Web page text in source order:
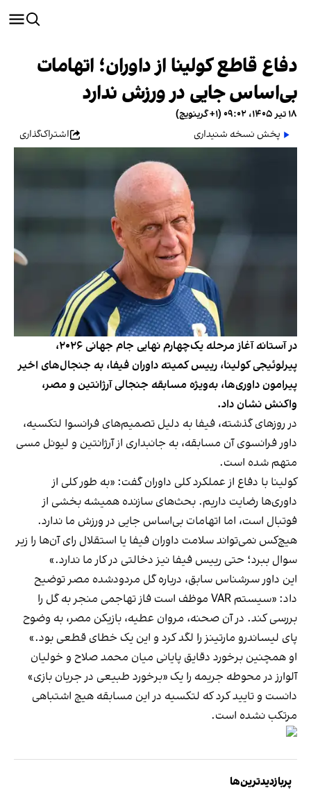
دفاع قاطع کولینا از داوران؛ اتهامات
بی‌اساس جایی در ورزش ندارد
۱۸ تیر ۱۴۰۵، ۰۹:۰۲ (‎+۱ گرینویچ)
پخش نسخه شنیداری
اشتراک‌گذاری
در آستانه آغاز مرحله یک‌چهارم نهایی جام جهانی ۲۰۲۶،
پیرلوئیجی کولینا، رییس کمیته داوران فیفا، به جنجال‌های اخیر
پیرامون داوری‌ها، به‌ویژه مسابقه جنجالی آرژانتین و مصر،
واکنش نشان داد.
در روزهای گذشته، فیفا به دلیل تصمیم‌های فرانسوا لتکسیه،
داور فرانسوی آن مسابقه، به جانبداری از آرژانتین و لیونل مسی
متهم شده است.
کولینا با دفاع از عملکرد کلی داوران گفت: «به طور کلی از
داوری‌ها رضایت داریم. بحث‌های سازنده همیشه بخشی از
فوتبال است، اما اتهامات بی‌اساس جایی در ورزش ما ندارد.
هیچ‌کس نمی‌تواند سلامت داوران فیفا یا استقلال رای آن‌ها را زیر
سوال ببرد؛ حتی رییس فیفا نیز دخالتی در کار ما ندارد.»
این داور سرشناس سابق، درباره گل مردودشده مصر توضیح
داد: «سیستم VAR موظف است فاز تهاجمی منجر به گل را
بررسی کند. در آن صحنه، مروان عطیه، بازیکن مصر، به وضوح
پای لیساندرو مارتینز را لگد کرد و این یک خطای قطعی بود.»
او همچنین برخورد دقایق پایانی میان محمد صلاح و خولیان
آلوارز در محوطه جریمه را یک «برخورد طبیعی در جریان بازی»
دانست و تایید کرد که لتکسیه در این مسابقه هیچ اشتباهی
مرتکب نشده است.
پربازدیدترین‌ها